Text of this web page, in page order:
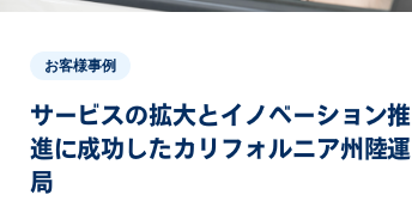
お客様事例
サービスの拡大とイノベーション推
進に成功したカリフォルニア州陸運
局